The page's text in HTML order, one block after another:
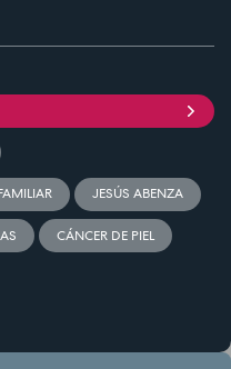
JESÚS ABENZA
CÁNCER DE PIEL